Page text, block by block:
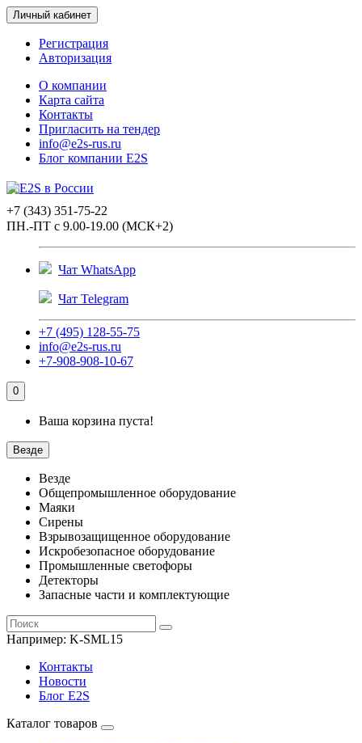
Личный кабинет
Регистрация
Авторизация
О компании
Карта сайта
Контакты
Пригласить на тендер
info@e2s-rus.ru
Блог компании E2S
+7 (343) 351-75-22
ПН.-ПТ с 9.00-19.00 (МСК+2)
Чат WhatsApp
Чат Telegram
+7 (495) 128-55-75
info@e2s-rus.ru
+7-908-908-10-67
0
Ваша корзина пуста!
Везде
Везде
Общепромышленное оборудование
Маяки
Сирены
Взрывозащищенное оборудование
Искробезопасное оборудование
Промышленные светофоры
Детекторы
Запасные части и комплектующие
Например: K-SML15
Контакты
Новости
Блог E2S
Каталог товаров